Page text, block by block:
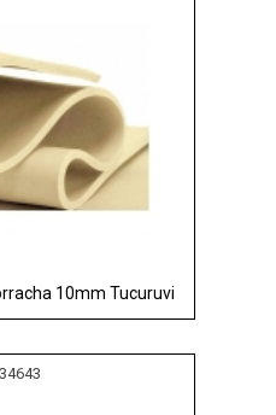
10mm Tucuruvi